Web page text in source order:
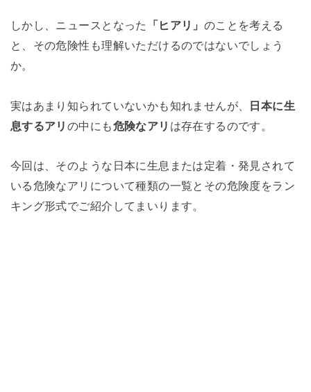
しかし、ニュースとなった 「ヒアリ」 のことを考える
と、その危険性も理解いただけるのではないでしょう
か。
実はあまり知られていないかも知れませんが、
日本に生
息するアリ の中にも危険なアリ は存在するのです。
今回は、そのような日本に生息または定着・発見されて
いる危険なアリについて種類の一覧とその危険度をラン
キング形式でご紹介してまいります。